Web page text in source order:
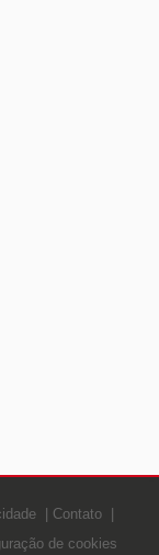
Contato
de cookies